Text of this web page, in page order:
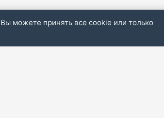
можете принять все cookie или только